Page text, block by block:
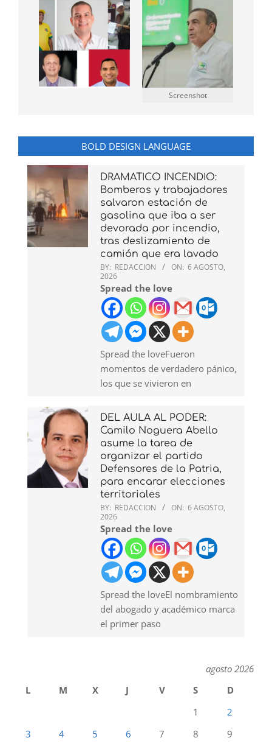
Screenshot
BOLD DESIGN LANGUAGE
DRAMATICO INCENDIO:
Bomberos y trabajadores
salvaron estación de
gasolina que iba a ser
devorada por incendio,
tras deslizamiento de
camión que era lavado
BY: REDACCION ON: 6 AGOSTO,
2026
Spread the love
Spread the loveFueron
momentos de verdadero pánico,
los que se vivieron en
DEL AULA AL PODER:
Camilo Noguera Abello
asume la tarea de
organizar el partido
Defensores de la Patria,
para encarar elecciones
territoriales
BY: REDACCION ON: 6 AGOSTO,
2026
Spread the love
Spread the loveEl nombramiento
del abogado y académico marca
el primer paso
agosto 2026
L
M X J V S
D
1
2
3
4 5 6 7 8
9